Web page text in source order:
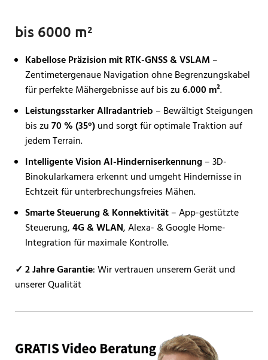
bis 6000 m²
Kabellose Präzision mit RTK-GNSS & VSLAM–
Zentimetergenaue Navigation ohne Begrenzungskabel
für perfekte Mähergebnisse auf bis zu6.000 m².
Leistungsstarker Allradantrieb – Bewältigt Steigungen
bis zu70 % (35°)und sorgt für optimale Traktion auf
jedem Terrain.
Intelligente Vision AI-Hinderniserkennung– 3D-
Binokularkamera erkennt und umgeht Hindernisse in
Echtzeit für unterbrechungsfreies Mähen.
Smarte Steuerung & Konnektivität– App-gestützte
Steuerung,4G & WLAN, Alexa- & Google Home-
Integration für maximale Kontrolle.
✓ 2 Jahre Garantie: Wir vertrauen unserem Gerät und
unserer Qualität